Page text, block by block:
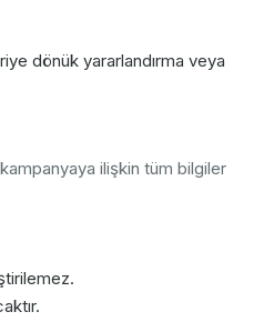
dönük yararlandırma veya
ilişkin tüm bilgiler